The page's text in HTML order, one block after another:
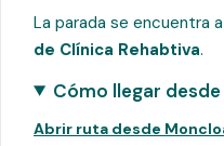
La parada se encuentra
de Clínica Rehabtiva.
Cómo llegar
Abrir ruta desde